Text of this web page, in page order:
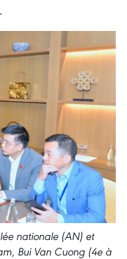
nationale (AN) et
Bui Van Cuong (4e à